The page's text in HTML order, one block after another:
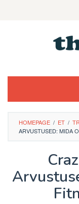
HOMEPAGE / ET /
ARVUSTUSED: MIDA